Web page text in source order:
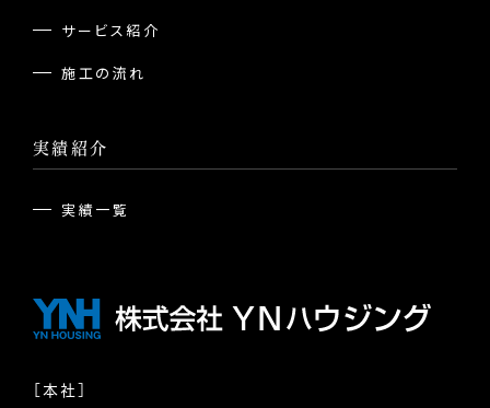
サービス紹介
施工の流れ
実績紹介
実績一覧
[本社]